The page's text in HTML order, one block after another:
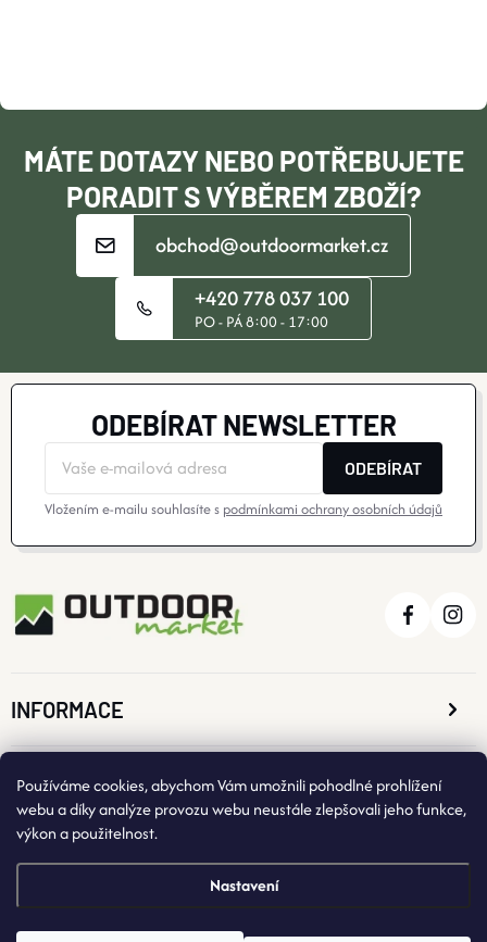
Používáme cookies, abychom Vám umožnili pohodlné prohlížení
webu a díky analýze provozu webu neustále zlepšovali jeho funkce,
výkon a použitelnost.
Nastavení
T
MÁTE DOTAZY NEBO POTŘEBUJETE
PORADIT S VÝBĚREM ZBOŽÍ?
obchod@outdoormarket.cz
+420 778 037 100
PO - PÁ 8:00 - 17:00
ODEBÍRAT NEWSLETTER
ODEBÍRAT
Vložením e-mailu souhlasíte s podmínkami ochrany osobních údajů
INFORMACE
O NÁKUPU